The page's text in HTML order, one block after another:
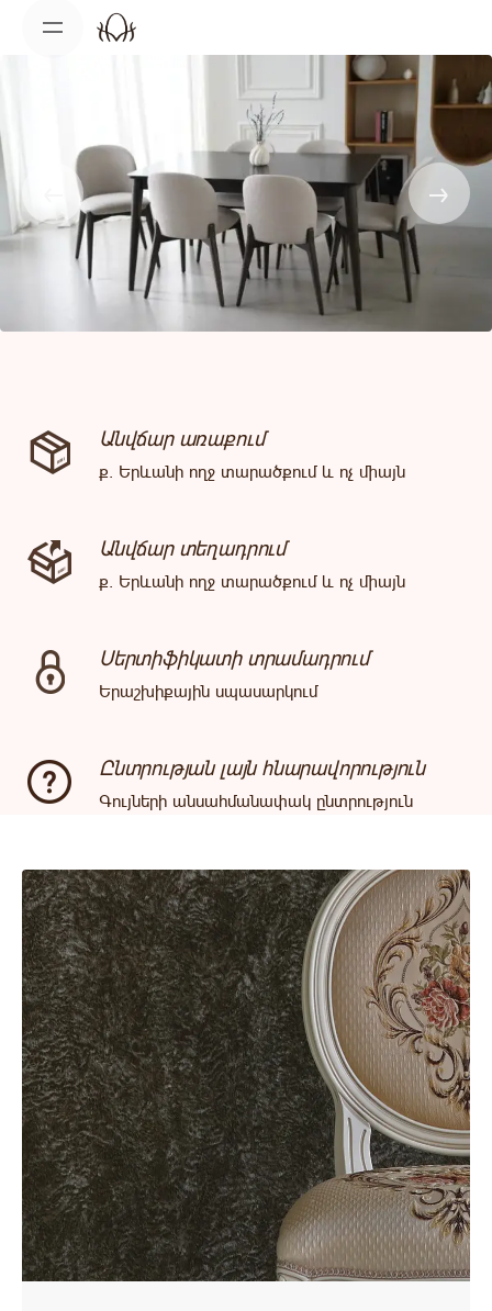
Անվճար առաքում
ք. Երևանի ողջ տարածքում և ոչ միայն
Անվճար տեղադրում
ք. Երևանի ողջ տարածքում և ոչ միայն
Սերտիֆիկատի տրամադրում
Երաշխիքային սպասարկում
Ընտրության լայն հնարավորություն
Գույների անսահմանափակ ընտրություն